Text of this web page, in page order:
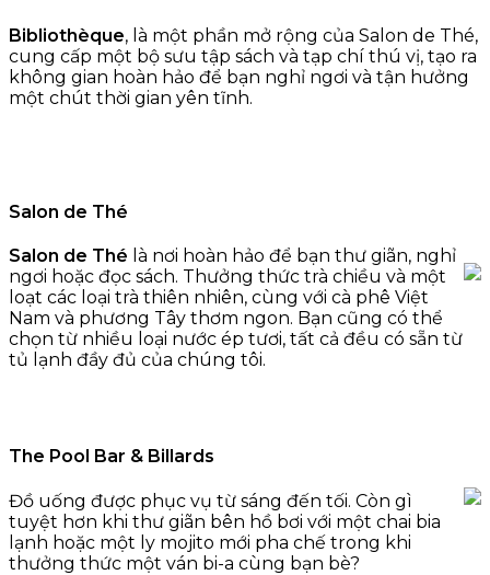
Bibliothèque, là một phần mở rộng của Salon de Thé,
cung cấp một bộ sưu tập sách và tạp chí thú vị, tạo ra
không gian hoàn hảo để bạn nghỉ ngơi và tận hưởng
một chút thời gian yên tĩnh.
Salon de Thé
Salon de Thé là nơi hoàn hảo để bạn thư giãn, nghỉ
ngơi hoặc đọc sách. Thưởng thức trà chiều và một
loạt các loại trà thiên nhiên, cùng với cà phê Việt
Nam và phương Tây thơm ngon. Bạn cũng có thể
chọn từ nhiều loại nước ép tươi, tất cả đều có sẵn từ
tủ lạnh đầy đủ của chúng tôi.
The Pool Bar & Billards
Đồ uống được phục vụ từ sáng đến tối. Còn gì
tuyệt hơn khi thư giãn bên hồ bơi với một chai bia
lạnh hoặc một ly mojito mới pha chế trong khi
thưởng thức một ván bi-a cùng bạn bè?